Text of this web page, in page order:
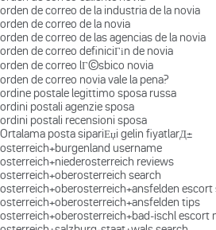
orden de correo de la industria de la novia
orden de correo de la novia
orden de correo de las agencias de la novia
orden de correo definiciГіn de novia
orden de correo lГ©sbico novia
orden de correo novia vale la pena?
ordine postale legittimo sposa russa
ordini postali agenzie sposa
ordini postali recensioni sposa
Ortalama posta sipariЕџi gelin fiyatlarД±
osterreich+burgenland username
osterreich+niederosterreich reviews
osterreich+oberosterreich search
osterreich+oberosterreich+ansfelden escort
osterreich+oberosterreich+ansfelden tips
osterreich+oberosterreich+bad-ischl escort